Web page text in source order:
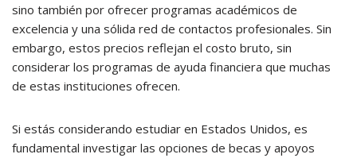
sino también por ofrecer programas académicos de
excelencia y una sólida red de contactos profesionales. Sin
embargo, estos precios reflejan el costo bruto, sin
considerar los programas de ayuda financiera que muchas
de estas instituciones ofrecen.
Si estás considerando estudiar en Estados Unidos, es
fundamental investigar las opciones de becas y apoyos